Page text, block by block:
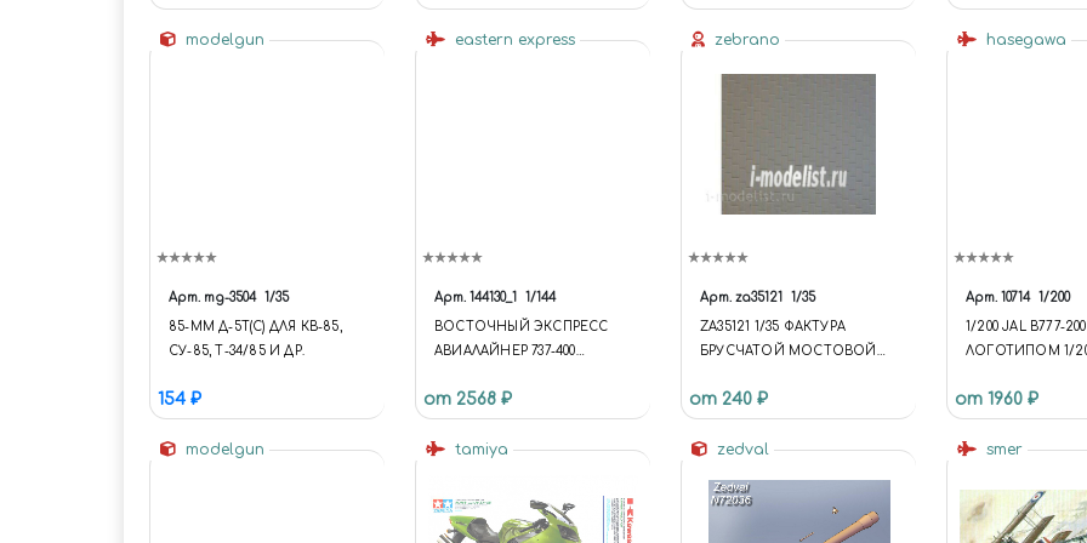
modelgun
Арт. mg-3504 1/35
85-ММ Д-5Т(С) ДЛЯ КВ-85,
СУ-85, Т-34/85 И ДР.
154 ₽
eastern express
Арт. 144130_1 1/144
ВОСТОЧНЫЙ ЭКСПРЕСС
АВИАЛАЙНЕР 737-400
от 2568 ₽
zebrano
Арт. za35121 1/35
ZA35121 1/35 ФАКТУРА
БРУСЧАТОЙ МОСТОВОЙ
от 240 ₽
hasegawa
Арт. 10714 1/200
1/200 JAL B777-
ЛОГОТИПОМ 1/200
от 1960 ₽
modelgun tamiya zedval smer